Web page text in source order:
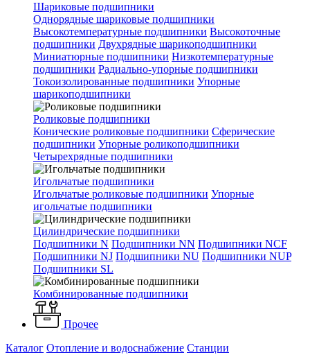
Шариковые подшипники
Однорядные шариковые подшипники
Высокотемпературные подшипники Высокоточные
подшипники Двухрядные шарикоподшипники
Миниатюрные подшипники Низкотемпературные
подшипники Радиально-упорные подшипники
Токоизолированные подшипники Упорные
шарикоподшипники
Роликовые подшипники
Конические роликовые подшипники Сферические
подшипники Упорные роликоподшипники
Четырехрядные подшипники
Игольчатые подшипники
Игольчатые роликовые подшипники Упорные
игольчатые подшипники
Цилиндрические подшипники
Подшипники N Подшипники NN Подшипники NCF
Подшипники NJ Подшипники NU Подшипники NUP
Подшипники SL
Комбинированные подшипники
Прочее
Каталог Отопление и водоснабжение Станции